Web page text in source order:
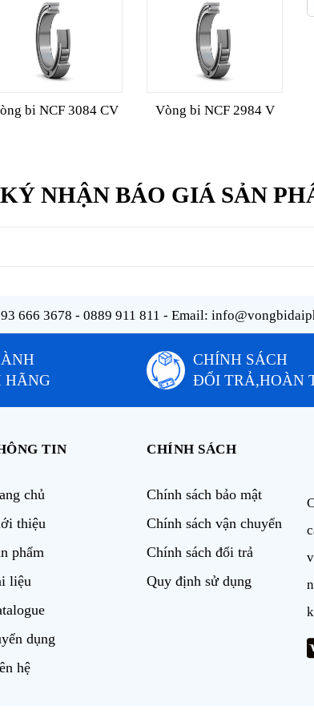
bi NCF 3084 CV Vòng bi NCF 2984 V
NHẬN BÁO GIÁ SẢN
666 3678 - 0889 911 811 - Email:
HÃNG
CHÍNH SÁCH
ĐỔI TRẢ,HOÀN
TIN
chủ
thiệu
phẩm
liệu
dụng
hệ
CHÍNH SÁCH
Chính sách bảo mật
Chính sách vận chuyển
Chính sách đổi trả
Quy định sử dụng